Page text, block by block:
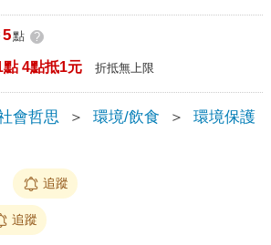
5點 ?
4點抵1元 折抵無上限
會哲思 ＞ 環境/飲食 ＞ 環境保護
追蹤
追蹤